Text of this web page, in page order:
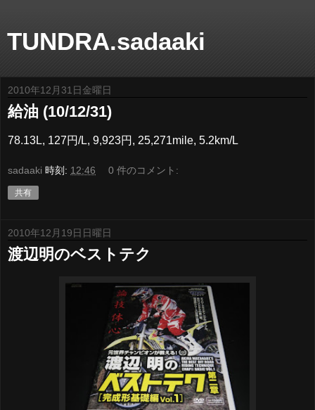
TUNDRA.sadaaki
2010年12月31日金曜日
給油 (10/12/31)
78.13L, 127円/L, 9,923円, 25,271mile, 5.2km/L
sadaaki 時刻: 12:46 0 件のコメント:
共有
2010年12月19日日曜日
渡辺明のベストテク